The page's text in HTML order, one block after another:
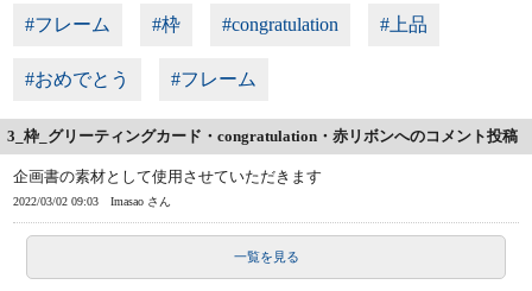
#フレーム #枠 #congratulation #上品
#おめでとう #フレーム
3_枠_グリーティングカード・congratulation・赤リボンへのコメント投稿
企画書の素材として使用させていただきます
2022/03/02 09:03 Imasao さん
一覧を見る